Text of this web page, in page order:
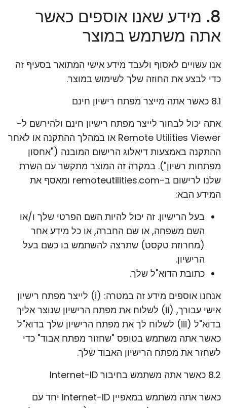
8. מידע שאנו אוספים כאשר
אתה משתמש במוצר
אנו עשויים לאסוף ולעבד מידע אישי המתואר בסעיף זה
כדי לבצע את החוזה שלך לשימוש במוצר.
8.1 כאשר אתה מייצר מפתח רישיון חינם
אתה יכול לבחור לייצר מפתח רישיון חינם ולהירשם ל-
Remote Utilities Viewer או במהלך ההתקנה או לאחר
ההתקנה באמצעות דיאלוג הרישום המובנה ("אחסון
מפתחות רשיון"). במקרה זה המוצר מתקשר עם השרת
שלנו לרישום ב-remoteutilities.com ומאסף את
המידע הבא:
בעל הרישיון. זה יכול להיות השם הפרטי שלך ו/או
השם משפחה, או שם החברה, או כל מידע אחר
(מחרוזת טקסט) שתרצה להשתמש בו כשם בעל
הרישיון.
כתובת הדוא"ל שלך.
אנחנו אוספים מידע זה במטרה: (i) לייצר מפתח רישיון
אישי עבורך, (ii) לשלוח את מפתח הרישיון שנוצר אליך
בדוא"ל (iii) לשלוח לך את מפתח הרישיון שלך בדוא"ל
כאשר אתה משתמש בטופס "שחזור מפתח אבוד" כדי
לשחזר את מפתח הרישיון האבוד שלך.
8.2 כאשר אתה משתמש בחיבור Internet-ID
כאשר אתה משתמש במאפיין Internet-ID יחד עם